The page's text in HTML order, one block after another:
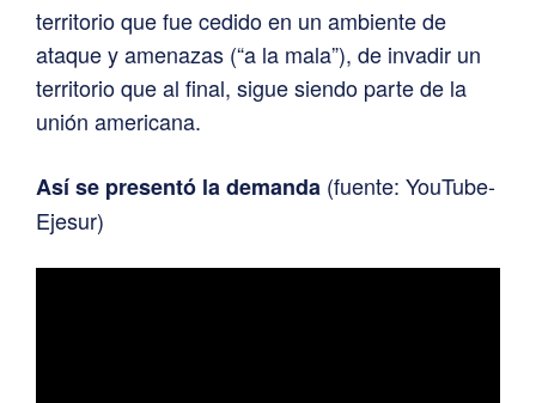
territorio que fue cedido en un ambiente de
ataque y amenazas (“a la mala”), de invadir un
territorio que al final, sigue siendo parte de la
unión americana.
Así se presentó la demanda (fuente: YouTube-
Ejesur)